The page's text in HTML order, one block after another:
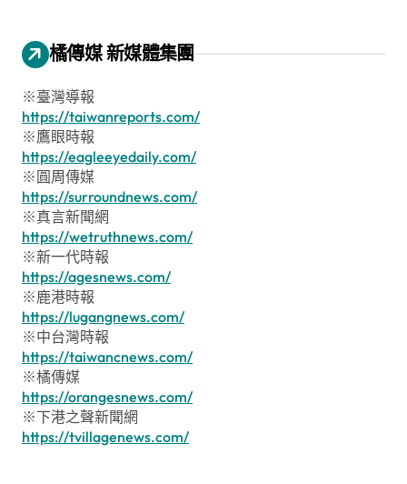
橘傳媒 新媒體集團
※臺灣導報
https://taiwanreports.com/
※鷹眼時報
https://eagleeyedaily.com/
※圓周傳媒
https://surroundnews.com/
※真言新聞網
https://wetruthnews.com/
※新一代時報
https://agesnews.com/
※鹿港時報
https://lugangnews.com/
※中台灣時報
https://taiwancnews.com/
※橘傳媒
https://orangesnews.com/
※下港之聲新聞網
https://tvillagenews.com/